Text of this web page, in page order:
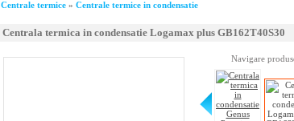
Centrale termice » Centrale termice in condensatie
Centrala termica in condensatie Logamax plus GB162T40S30
Navigare